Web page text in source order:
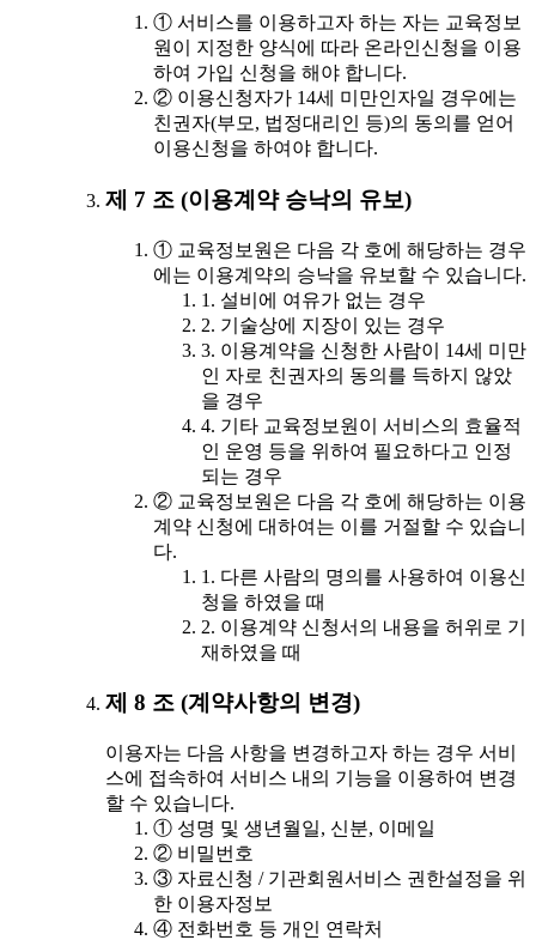
① 서비스를 이용하고자 하는 자는 교육정보
원이 지정한 양식에 따라 온라인신청을 이용
하여 가입 신청을 해야 합니다.
② 이용신청자가 14세 미만인자일 경우에는
친권자(부모, 법정대리인 등)의 동의를 얻어
이용신청을 하여야 합니다.
제 7 조 (이용계약 승낙의 유보)
① 교육정보원은 다음 각 호에 해당하는 경우
에는 이용계약의 승낙을 유보할 수 있습니다.
1. 설비에 여유가 없는 경우
2. 기술상에 지장이 있는 경우
3. 이용계약을 신청한 사람이 14세 미만
인 자로 친권자의 동의를 득하지 않았
을 경우
4. 기타 교육정보원이 서비스의 효율적
인 운영 등을 위하여 필요하다고 인정
되는 경우
② 교육정보원은 다음 각 호에 해당하는 이용
계약 신청에 대하여는 이를 거절할 수 있습니
다.
1. 다른 사람의 명의를 사용하여 이용신
청을 하였을 때
2. 이용계약 신청서의 내용을 허위로 기
재하였을 때
제 8 조 (계약사항의 변경)
이용자는 다음 사항을 변경하고자 하는 경우 서비
스에 접속하여 서비스 내의 기능을 이용하여 변경
할 수 있습니다.
① 성명 및 생년월일, 신분, 이메일
② 비밀번호
③ 자료신청 / 기관회원서비스 권한설정을 위
한 이용자정보
④ 전화번호 등 개인 연락처